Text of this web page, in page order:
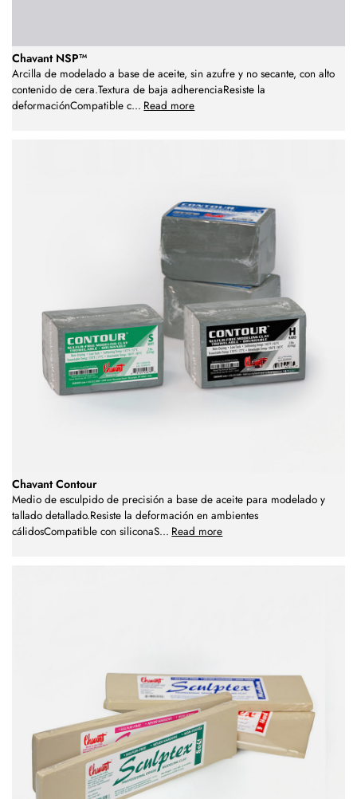
Chavant NSP™
Arcilla de modelado a base de aceite, sin azufre y no secante, con alto
contenido de cera.Textura de baja adherenciaResiste la
deformaciónCompatible c... Read more
Chavant Contour
Medio de esculpido de precisión a base de aceite para modelado y
tallado detallado.Resiste la deformación en ambientes
cálidosCompatible con siliconaS... Read more